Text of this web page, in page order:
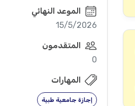
الموعد النهائي
15/5/2026
المتقدمون
0
المهارات
إجازة جامعية طبية